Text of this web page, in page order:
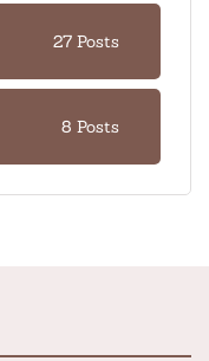
27 Posts
8 Posts